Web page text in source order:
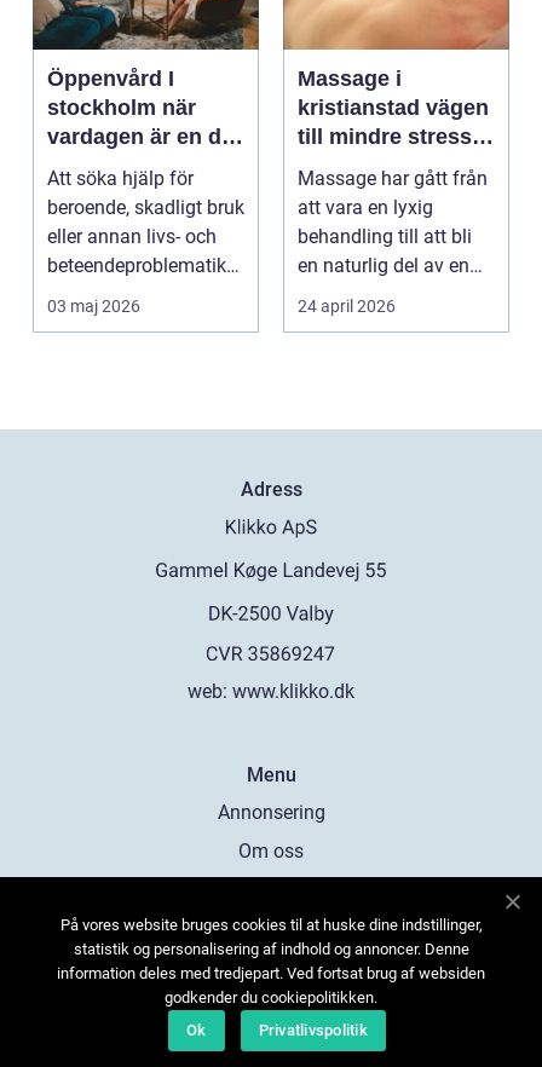
Öppenvård I
stockholm när
vardagen är en del
av behandlingen
Att söka hjälp för
beroende, skadligt bruk
eller annan livs- och
beteendeproblematik
är ett stort st...
03 maj 2026
Massage i
kristianstad vägen
till mindre stress
och mer energi i
vardagen
Massage har gått från
att vara en lyxig
behandling till att bli
en naturlig del av en
hållbar livsst...
24 april 2026
Adress
web: www.klikko.dk
Menu
Annonsering
Om oss
Kontakta oss
Sitemap
På vores website bruges cookies til at huske dine indstillinger,
statistik og personalisering af indhold og annoncer. Denne
information deles med tredjepart. Ved fortsat brug af websiden
godkender du cookiepolitikken.
Ok
Privatlivspolitik